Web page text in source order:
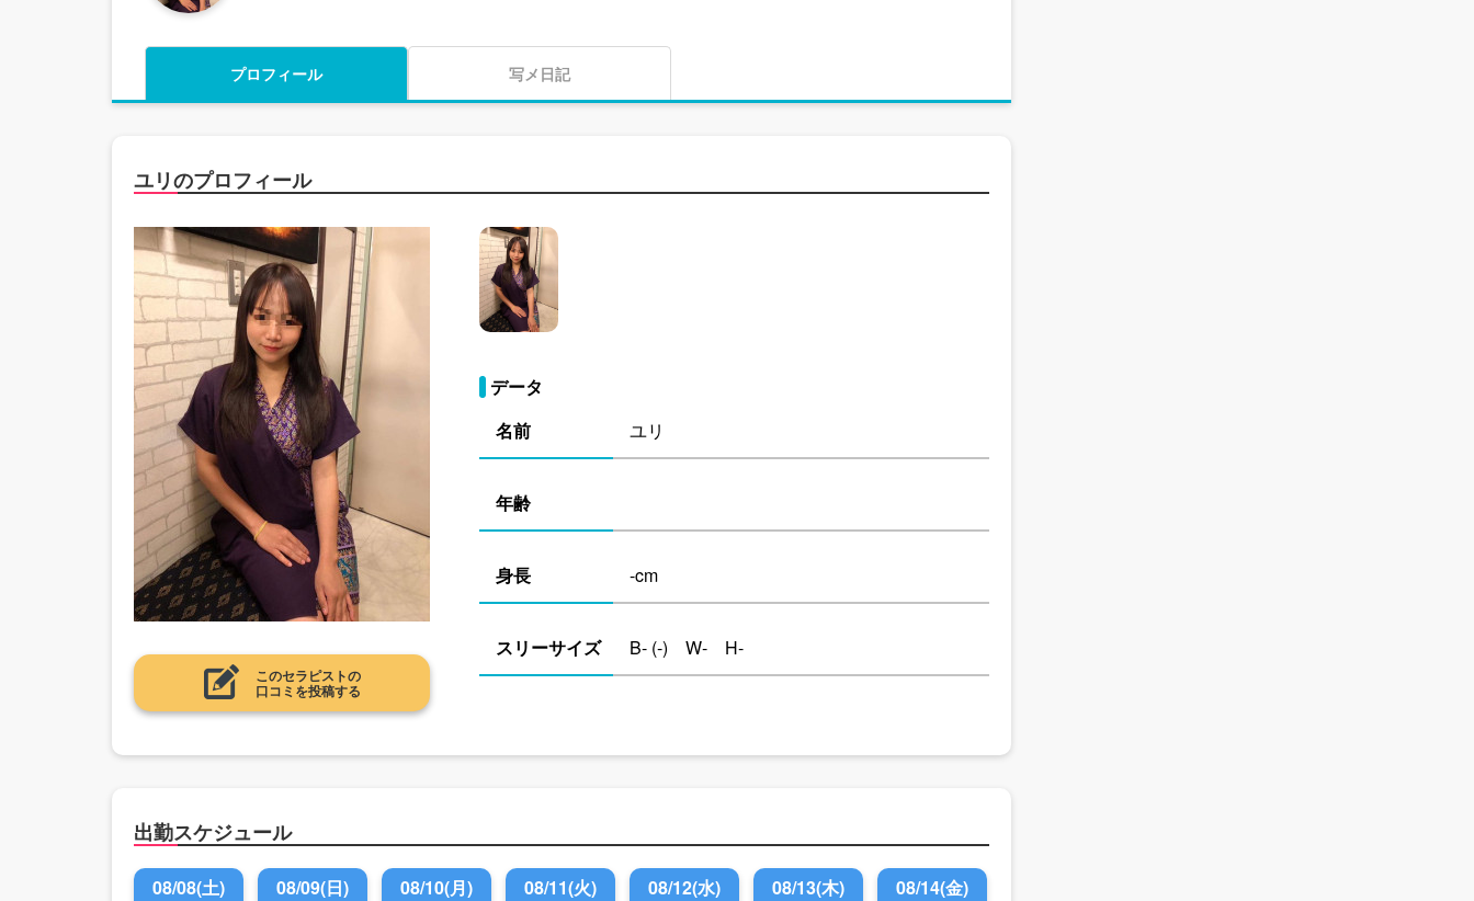
プロフィール 写メ日記
ユリのプロフィール
このセラピストの
口コミを投稿する
データ
名前
ユリ
年齢
身長 -cm
スリーサイズ B- (-) W- H-
出勤スケジュール
08/08(土) 08/09(日) 08/10(月) 08/11(火) 08/12(水) 08/13(木) 08/14(金)